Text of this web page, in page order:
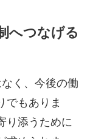
へつなげる
く、今後の働
でもありま
り添うために